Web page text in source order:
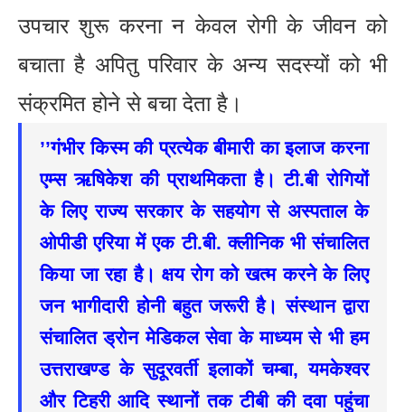
उपचार शुरू करना न केवल रोगी के जीवन को
बचाता है अपितु परिवार के अन्य सदस्यों को भी
संक्रमित होने से बचा देता है।
’’गंभीर किस्म की प्रत्येक बीमारी का इलाज करना
एम्स ऋषिकेश की प्राथमिकता है। टी.बी रोगियों
के लिए राज्य सरकार के सहयोग से अस्पताल के
ओपीडी एरिया में एक टी.बी. क्लीनिक भी संचालित
किया जा रहा है। क्षय रोग को खत्म करने के लिए
जन भागीदारी होनी बहुत जरूरी है। संस्थान द्वारा
संचालित ड्रोन मेडिकल सेवा के माध्यम से भी हम
उत्तराखण्ड के सुदूरवर्ती इलाकों चम्बा, यमकेश्वर
और टिहरी आदि स्थानों तक टीबी की दवा पहुंचा